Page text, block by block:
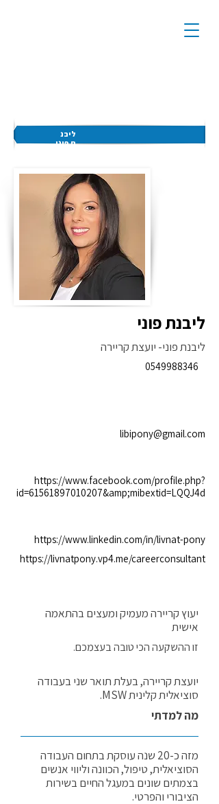
ליבנ
ת פוני
ליבנת פוני
ליבנת פוני- יועצת קריירה
0549988346
libipony@gmail.com
https://www.facebook.com/profile.php?
id=61561897010207&amp;mibextid=LQQJ4d
https://www.linkedin.com/in/livnat-pony
https://livnatpony.vp4.me/careerconsultant
יעוץ קריירה מעמיק ומעצים בהתאמה
אישית
זו ההשקעה הכי טובה בעצמכם.
יועצת קריירה, בעלת תואר שני בעבודה
סוציאלית קלינית MSW.
מה למדתי
מזה כ-20 שנה עוסקת בתחום העבודה
הסוציאלית, טיפול, הכוונה וליווי אנשים
בצמתים שונים במעגל החיים בשירות
הציבורי והפרטי.